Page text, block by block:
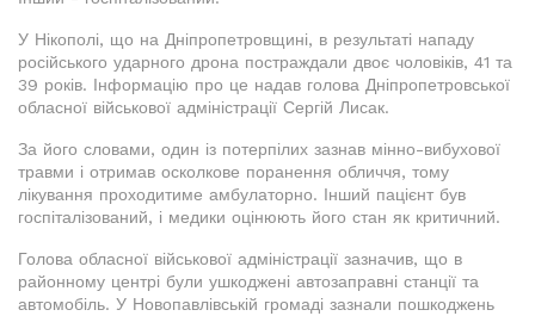
У Нікополі, що на Дніпропетровщині, в результаті нападу
російського ударного дрона постраждали двоє чоловіків, 41 та
39 років. Інформацію про це надав голова Дніпропетровської
обласної військової адміністрації Сергій Лисак.
За його словами, один із потерпілих зазнав мінно-вибухової
травми і отримав осколкове поранення обличчя, тому
лікування проходитиме амбулаторно. Інший пацієнт був
госпіталізований, і медики оцінюють його стан як критичний.
Голова обласної військової адміністрації зазначив, що в
районному центрі були ушкоджені автозаправні станції та
автомобіль. У Новопавлівській громаді зазнали пошкоджень